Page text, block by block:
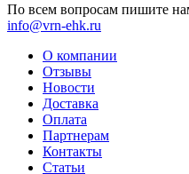
По всем вопросам пишите
info@vrn-ehk.ru
О компании
Отзывы
Новости
Доставка
Оплата
Партнерам
Контакты
Статьи